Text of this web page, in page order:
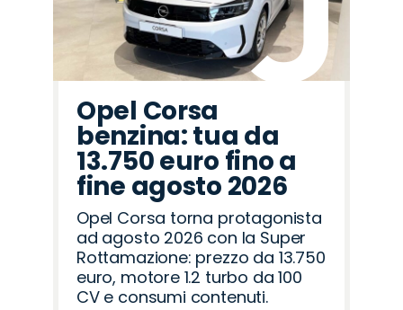
Opel Corsa
benzina: tua da
13.750 euro fino a
fine agosto 2026
Opel Corsa torna protagonista
ad agosto 2026 con la Super
Rottamazione: prezzo da 13.750
euro, motore 1.2 turbo da 100
CV e consumi contenuti.